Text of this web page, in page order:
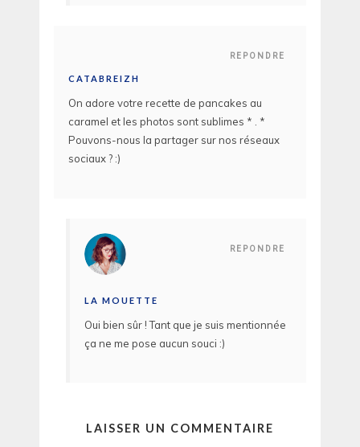
REPONDRE
CATABREIZH
On adore votre recette de pancakes au
caramel et les photos sont sublimes * . *
Pouvons-nous la partager sur nos réseaux
sociaux ? :)
REPONDRE
LA MOUETTE
Oui bien sûr ! Tant que je suis mentionnée
ça ne me pose aucun souci :)
LAISSER UN COMMENTAIRE